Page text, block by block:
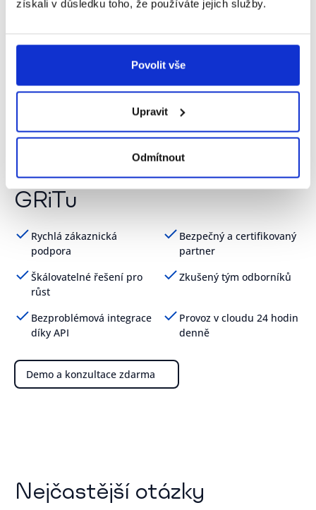
získali v důsledku toho, že používáte jejich služby.
Povolit vše
Upravit
Odmítnout
30+ let zkušeností a tisíce firem
Proč iNVOiCE FLOW od
GRiTu
Rychlá zákaznická
podpora
Bezpečný a certifikovaný
partner
Škálovatelné řešení pro
růst
Zkušený tým odborníků
Bezproblémová integrace
díky API
Provoz v cloudu 24 hodin
denně
Demo a konzultace zdarma
Nejčastější otázky